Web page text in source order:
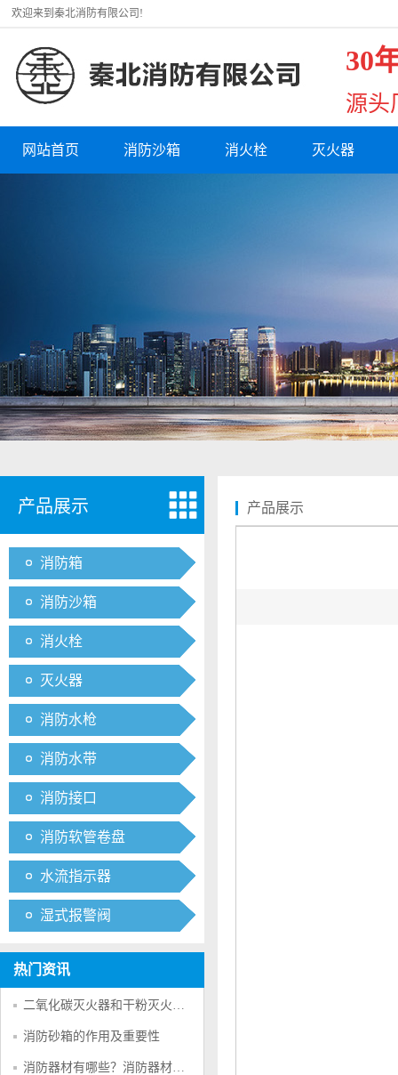
欢迎来到秦北消防有限公司!
30
源头
网站首页 消防沙箱 消火栓 灭火器
产品展示
消防箱
消防沙箱
消火栓
灭火器
消防水枪
消防水带
消防接口
消防软管卷盘
水流指示器
湿式报警阀
热门资讯
二氧化碳灭火器和干粉灭火器的区别？一文读懂对比分析
消防砂箱的作用及重要性
消防器材有哪些？消防器材厂家教你安全使用灭火器
产品展示